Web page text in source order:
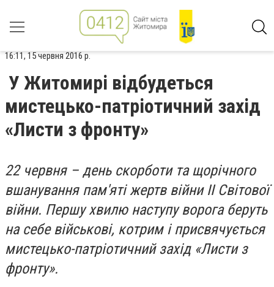
16:11, 15 червня 2016 р.
У Житомирі відбудеться
мистецько-патріотичний захід
«Листи з фронту»
22 червня – день скорботи та щорічного
вшанування пам'яті жертв війни II Світової
війни. Першу хвилю наступу ворога беруть
на себе військові, котрим і присвячується
мистецько-патріотичний захід «Листи з
фронту».